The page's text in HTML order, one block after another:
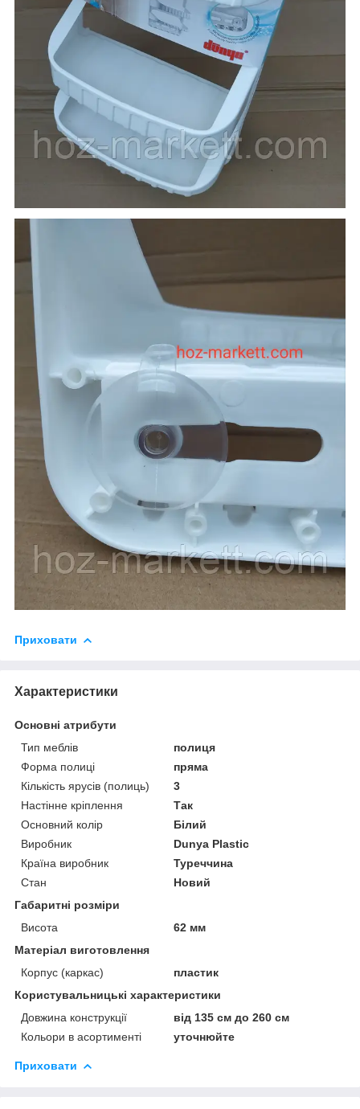
Приховати
Характеристики
Основні атрибути
Тип меблів
полиця
Форма полиці
пряма
Кількість ярусів (полиць)
3
Настінне кріплення
Так
Основний колір
Білий
Виробник
Dunya Plastic
Країна виробник
Туреччина
Стан
Новий
Габаритні розміри
Висота
62 мм
Матеріал виготовлення
Корпус (каркас)
пластик
Користувальницькі характеристики
Довжина конструкції
від 135 см до 260 см
Кольори в асортименті
уточнюйте
Приховати